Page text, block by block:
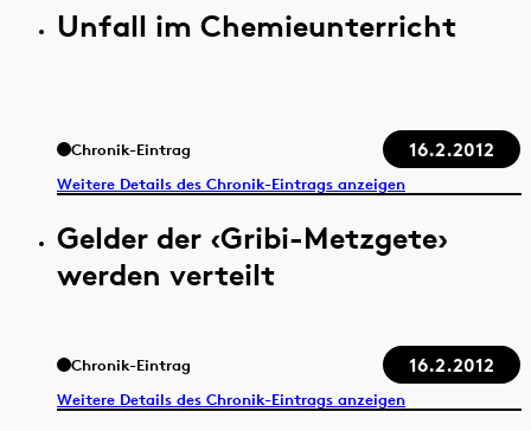
Unfall im Chemieunterricht
Chronik-Eintrag 16.2.2012
Weitere Details des Chronik-Eintrags anzeigen
Gelder der ‹Gribi-Metzgete›
werden verteilt
Chronik-Eintrag 16.2.2012
Weitere Details des Chronik-Eintrags anzeigen